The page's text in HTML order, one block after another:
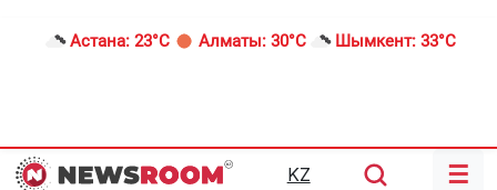
Астана: 23°C Алматы: 30°C Шымкент: 33°C
KZ ☰